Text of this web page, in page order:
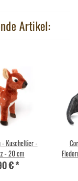
Artikel:
- Kuscheltier -
- 20 cm
€*